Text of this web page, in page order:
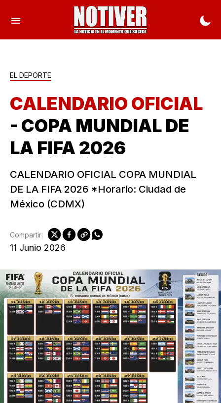
EL DEPORTE
CALENDARIO OFICIAL
- COPA MUNDIAL DE
LA FIFA 2026
CALENDARIO OFICIAL COPA MUNDIAL
DE LA FIFA 2026 *Horario: Ciudad de
México (CDMX)
11 Junio 2026
Compartir: